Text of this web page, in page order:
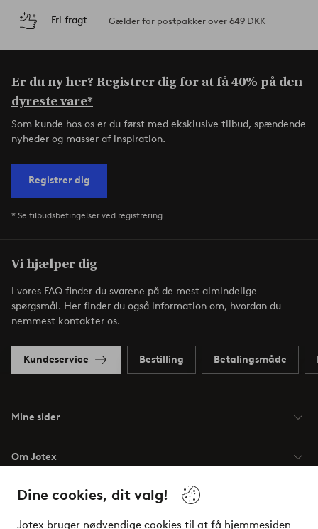
Dine cookies, dit valg!
Jotex bruger nødvendige cookies til at få hjemmesiden
Fri fragt Gælder for postpakker over 649 DKK
Er du ny her? Registrer dig for at få40% på den
dyreste vare*
Som kunde hos os er du først med eksklusive tilbud, spændende
nyheder og masser af inspiration.
Registrer dig
* Se tilbudsbetingelser ved registrering
Vi hjælper dig
I vores FAQ finder du svarene på de mest almindelige
spørgsmål. Her finder du også information om, hvordan du
nemmest kontakter os.
Kundeservice Bestilling Betalingsmåde
Mine sider
Om Jotex
Vilkår